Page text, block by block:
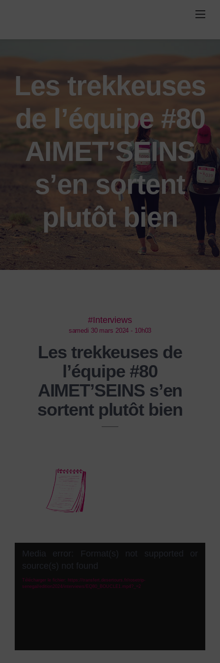
Les trekkeuses
de l’équipe #80
AIMET’SEINS
s’en sortent
plutôt bien
#Interviews
samedi 30 mars 2024 - 10h03
Les trekkeuses de
l’équipe #80
AIMET’SEINS s’en
sortent plutôt bien
vidéoMedia error: Format(s) not supported or
source(s) not found
Télécharger le fichier: https://transfert.desertours.fr/rosetrip-
senegal/edition2024/interviews/EQ80_BOUCLE1.mp4?_=2